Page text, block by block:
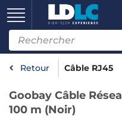
Retour Câble RJ45
Goobay Câble
100 m (Noir)